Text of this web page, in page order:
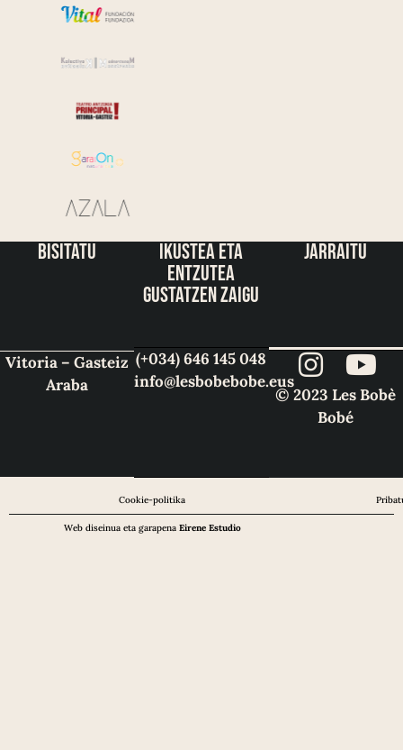
bisitatu
Vitoria – Gasteiz
Araba
ikustea eta
entzutea
gustatzen zaigu
(+034) 646 145 048
info@lesbobebobe.eus
jarraitu
© 2023 Les Bobè
Bobé
Cookie-politika
Web diseinua eta garapena Eirene Estudio